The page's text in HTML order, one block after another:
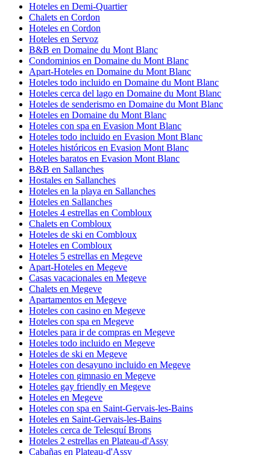
Hoteles en Demi-Quartier
Chalets en Cordon
Hoteles en Cordon
Hoteles en Servoz
B&B en Domaine du Mont Blanc
Condominios en Domaine du Mont Blanc
Apart-Hoteles en Domaine du Mont Blanc
Hoteles todo incluido en Domaine du Mont Blanc
Hoteles cerca del lago en Domaine du Mont Blanc
Hoteles de senderismo en Domaine du Mont Blanc
Hoteles en Domaine du Mont Blanc
Hoteles con spa en Evasion Mont Blanc
Hoteles todo incluido en Evasion Mont Blanc
Hoteles históricos en Evasion Mont Blanc
Hoteles baratos en Evasion Mont Blanc
B&B en Sallanches
Hostales en Sallanches
Hoteles en la playa en Sallanches
Hoteles en Sallanches
Hoteles 4 estrellas en Combloux
Chalets en Combloux
Hoteles de ski en Combloux
Hoteles en Combloux
Hoteles 5 estrellas en Megeve
Apart-Hoteles en Megeve
Casas vacacionales en Megeve
Chalets en Megeve
Apartamentos en Megeve
Hoteles con casino en Megeve
Hoteles con spa en Megeve
Hoteles para ir de compras en Megeve
Hoteles todo incluido en Megeve
Hoteles de ski en Megeve
Hoteles con desayuno incluido en Megeve
Hoteles con gimnasio en Megeve
Hoteles gay friendly en Megeve
Hoteles en Megeve
Hoteles con spa en Saint-Gervais-les-Bains
Hoteles en Saint-Gervais-les-Bains
Hoteles cerca de Telesquí Brons
Hoteles 2 estrellas en Plateau-d'Assy
Cabañas en Plateau-d'Assy